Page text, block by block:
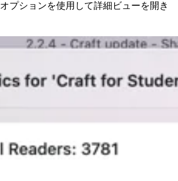
オプションを使用して詳細ビューを開き